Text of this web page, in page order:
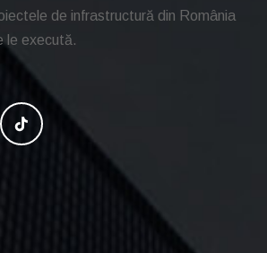
de infrastructură din România
le execută.